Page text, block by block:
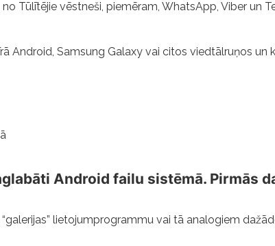
Tūlītējie vēstneši, piemēram, WhatsApp, Viber un
Android, Samsung Galaxy vai citos viedtālruņos un
Android failu sistēmā. Pirmās
lietojumprogrammu vai tā analogiem